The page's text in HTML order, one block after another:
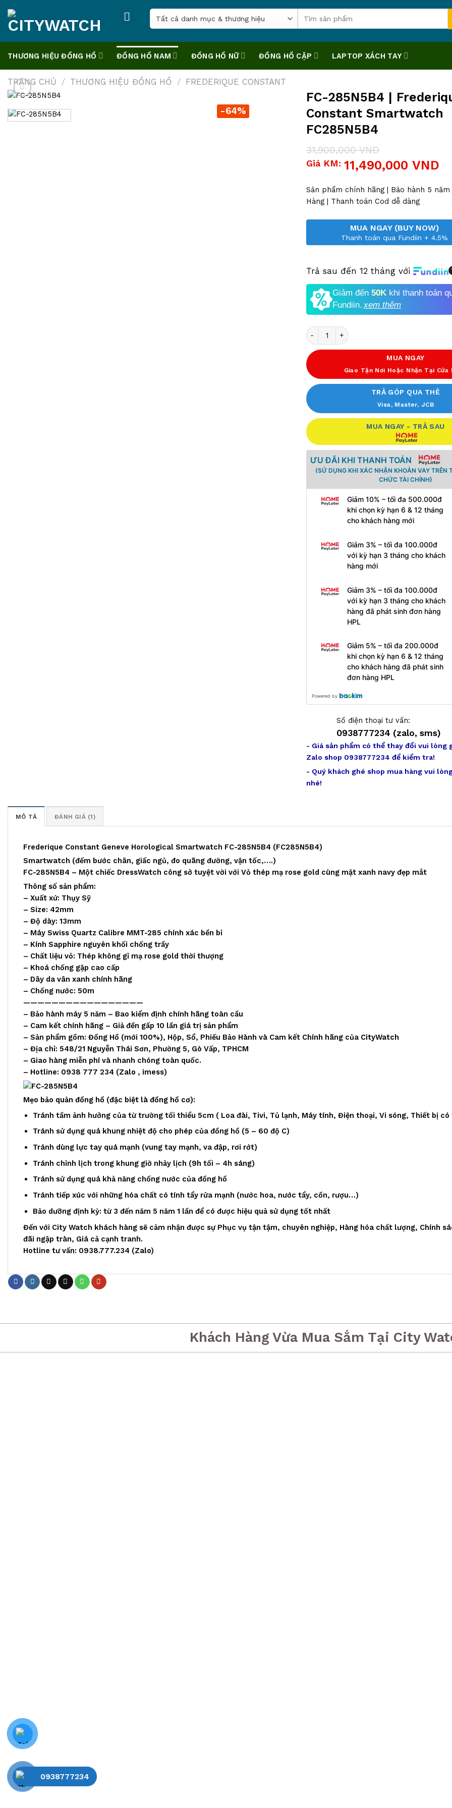
content
Tìm
kiếm:
THƯƠNG HIỆU ĐỒNG HỒ ĐỒNG HỒ NAM ĐỒNG HỒ NỮ ĐỒNG HỒ CẶP LAPTOP XÁCH TAY
TRANG CHỦ / THƯƠNG HIỆU ĐỒNG HỒ / FREDERIQUE CONSTANT
-64%
FC-285N5B4 |
Constant Smartwatch
FC285N5B4
31,900,000VND
Giá
31,900,000 VND.
11,490,000VND
Giá
là:
11,490,000 VND.
Giá KM:
Sản phẩm chính hãng | Bảo hành 5 năm
Hàng | Thanh toán Cod dễ dàng
MUA NGAY (BUY NOW)
Thanh toán qua Fundiin + 4.5%
Trả sau đến 12 tháng với
Giảm đến 50K khi thanh toán
Fundiin. xem thêm
Số lượng
MUA NGAY
Giao Tận Nơi Hoặc Nhận Tại Cửa
TRẢ GÓP QUA THẺ
Visa, Master, JCB
MUA NGAY - TRẢ SAU
ƯU ĐÃI KHI THANH TOÁN
(SỬ DỤNG KHI XÁC NHẬN KHOẢN VAY TRÊN
CHỨC TÀI CHÍNH)
Giảm 10% – tối đa 500.000đ
khi chọn kỳ hạn 6 & 12 tháng
cho khách hàng mới
Giảm 3% – tối đa 100.000đ
với kỳ hạn 3 tháng cho khách
hàng mới
Giảm 3% – tối đa 100.000đ
với kỳ hạn 3 tháng cho khách
hàng đã phát sinh đơn hàng
HPL
Giảm 5% – tối đa 200.000đ
khi chọn kỳ hạn 6 & 12 tháng
cho khách hàng đã phát sinh
đơn hàng HPL
Powered by
Số điện thoại tư vấn:
0938777234 (zalo, sms)
- Giá sản phẩm có thể thay đổi vui lòng
Zalo shop 0938777234 để kiểm tra!
- Quý khách ghé shop mua hàng vui
nhé!
MÔ TẢ ĐÁNH GIÁ (1)
Frederique Constant Geneve Horological Smartwatch FC-285N5B4 (FC285N5B4)
Smartwatch (đếm bước chân, giấc ngủ, đo quãng đường, vận tốc,….)
FC-285N5B4 – Một chiếc DressWatch công sở tuyệt vời với Vỏ thép mạ rose gold cùng mặt xanh navy đẹp mắt
Thông số sản phẩm:
– Xuất xứ: Thụy Sỹ
– Size: 42mm
– Độ dày: 13mm
– Máy Swiss Quartz Calibre MMT-285 chính xác bền bỉ
– Kính Sapphire nguyên khối chống trầy
– Chất liệu vỏ: Thép không gỉ mạ rose gold thời thượng
– Khoá chống gập cao cấp
– Dây da vân xanh chính hãng
– Chống nước: 50m
—————————————————
– Bảo hành máy 5 năm – Bao kiểm định chính hãng toàn cầu
– Cam kết chính hãng – Giả đền gấp 10 lần giá trị sản phẩm
– Sản phẩm gồm: Đồng Hồ (mới 100%), Hộp, Sổ, Phiếu Bảo Hành và Cam kết Chính hãng của CityWatch
– Địa chỉ: 548/21 Nguyễn Thái Sơn, Phường 5, Gò Vấp, TPHCM
– Giao hàng miễn phí và nhanh chóng toàn quốc.
– Hotline: 0938 777 234 (Zalo , imess)
Mẹo bảo quản đồng hồ (đặc biệt là đồng hồ cơ):
Tránh tầm ảnh hưởng của từ trường tối thiểu 5cm ( Loa đài, Tivi, Tủ lạnh, Máy tính, Điện thoại, Vi sóng, Thiết bị
Tránh sử dụng quá khung nhiệt độ cho phép của đồng hồ (5 – 60 độ C)
Tránh dùng lực tay quá mạnh (vung tay mạnh, va đập, rơi rớt)
Tránh chỉnh lịch trong khung giờ nhảy lịch (9h tối – 4h sáng)
Tránh sử dụng quá khả năng chống nước của đồng hồ
Tránh tiếp xúc với những hóa chất có tính tẩy rửa mạnh (nước hoa, nước tẩy, cồn, rượu…)
Bảo dưỡng định kỳ: từ 3 đến năm 5 năm 1 lần để có được hiệu quả sử dụng tốt nhất
Đến với City Watch khách hàng sẽ cảm nhận được sự Phục vụ tận tậm, chuyên nghiệp, Hàng hóa chất lượng, Chính
đãi ngập tràn, Giá cả cạnh tranh.
Hotline tư vấn: 0938.777.234 (Zalo)
Khách Hàng Vừa Mua Sắm Tại City
0938777234